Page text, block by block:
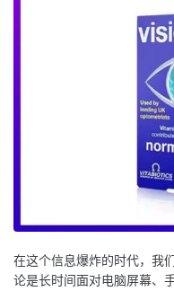
在这个信息爆炸的时代，我
论是长时间面对电脑屏幕、